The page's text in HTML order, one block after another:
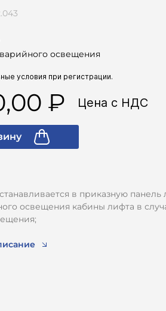
освещения
Цена с НДС
в приказную
освещения кабины лифта в